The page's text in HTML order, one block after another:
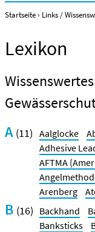
Startseite› Links /
Lexikon
A (11) Aalglocke
Adhesive
AFTMA
Arenberg
B (16) Backhand
Banksticks